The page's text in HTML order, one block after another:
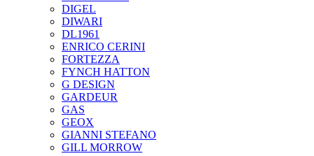
DIGEL
DIWARI
DL1961
ENRICO CERINI
FORTEZZA
FYNCH HATTON
G DESIGN
GARDEUR
GAS
GEOX
GIANNI STEFANO
GILL MORROW